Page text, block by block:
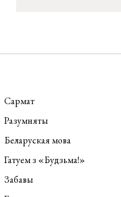
Сармат
Разумняты
Беларуская мова
Гатуем з «Будзьма!»
Забавы